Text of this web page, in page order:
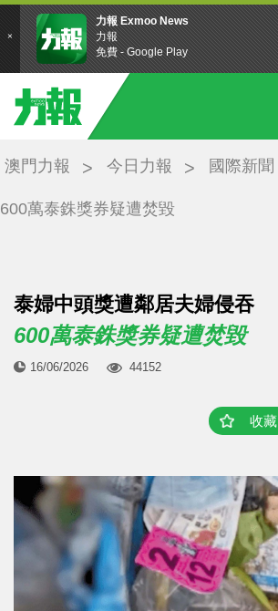
澳門力報 今日力報 國際新聞
600萬泰銖獎券疑遭焚毀
泰婦中頭獎遭鄰居夫婦侵吞
600萬泰銖獎券疑遭焚毀
16/06/2026 44152
收藏